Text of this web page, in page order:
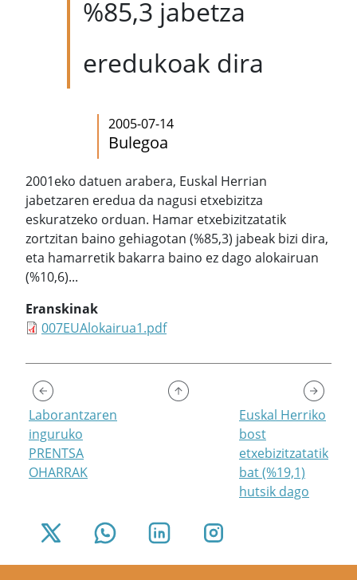
%85,3 jabetza
eredukoak dira
2005-07-14
Bulegoa
2001eko datuen arabera, Euskal Herrian
jabetzaren eredua da nagusi etxebizitza
eskuratzeko orduan. Hamar etxebizitzatatik
zortzitan baino gehiagotan (%85,3) jabeak bizi dira,
eta hamarretik bakarra baino ez dago alokairuan
(%10,6)...
Eranskinak
007EUAlokairua1.pdf
Laborantzaren
inguruko
PRENTSA
OHARRAK
Euskal Herriko
bost
etxebizitzatatik
bat (%19,1)
hutsik dago